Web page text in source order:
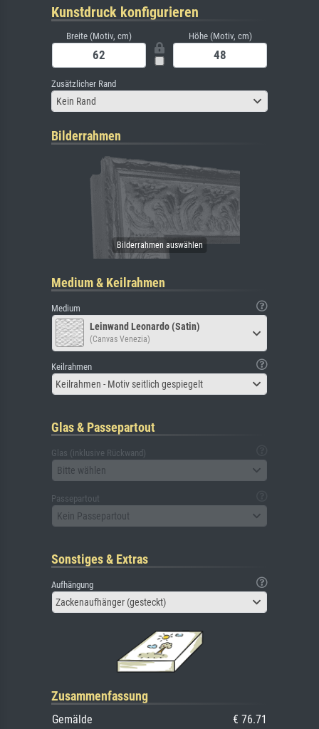
Kunstdruck konfigurieren
Breite (Motiv, cm) Höhe (Motiv, cm)
Zusätzlicher Rand
Kein Rand
Bilderrahmen
Medium & Keilrahmen
Medium
Leinwand Leonardo (Satin)
(Canvas Venezia)
Keilrahmen
Keilrahmen - Motiv seitlich gespiegelt
Glas & Passepartout
Glas (inklusive Rückwand)
Bitte wählen
Passepartout
Kein Passepartout
Sonstiges & Extras
Aufhängung
Zackenaufhänger (gesteckt)
Zusammenfassung
Gemälde
€ 76.71